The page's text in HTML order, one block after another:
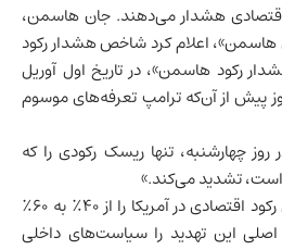
اقتصادی هشدار می‌دهند. جان هاسمن،
اعلام کرد شاخص هشدار رکود
رکود هاسمن»، در تاریخ اول آوریل
پیش از آن‌که ترامپ تعرفه‌های موسوم
چهارشنبه، تنها ریسک رکودی را که
تشدید می‌کند.»
بانک JPMorgan نیز احتمال رکود اقتصادی در آمریکا را از ۴۰٪ به ۶۰٪
این تهدید را سیاست‌های داخلی